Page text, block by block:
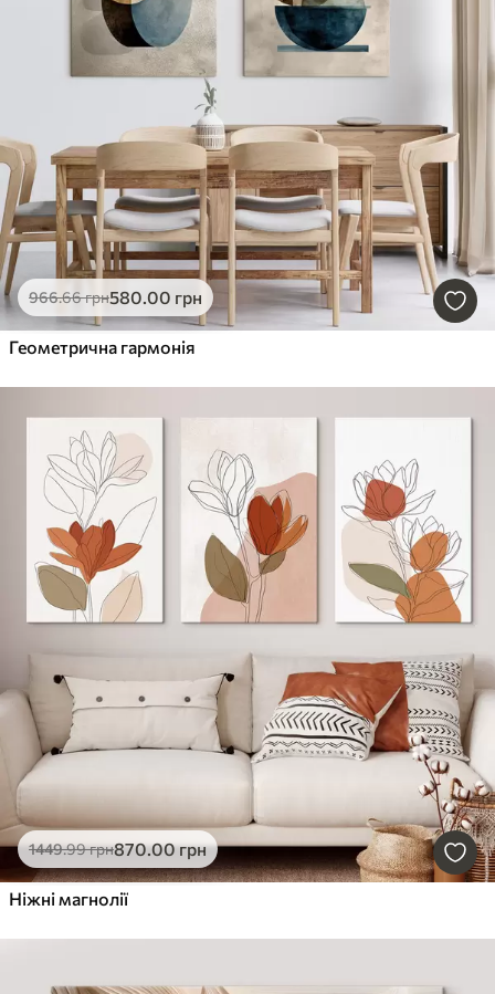
966.66грн580.00 грн
Геометрична гармонія
1449.99грн870.00грн
Ніжні магнолії